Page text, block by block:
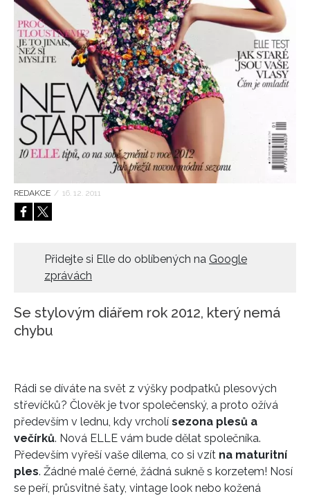
HOME
REDAKCE / 16. 12. 2011
Přidejte si Elle do oblíbených na Google
zprávách
Se stylovým diářem rok 2012, který nemá
chybu
Rádi se díváte na svět z výšky podpatků plesových
střevíčků? Člověk je tvor společenský, a proto ožívá
především v lednu, kdy vrcholí sezona plesů a
večírků. Nová ELLE vám bude dělat společníka.
Především vyřeší vaše dilema, co si vzít na maturitní
ples. Žádné malé černé, žádná sukně s korzetem! Nosí
se peří, průsvitné šaty, vintage look nebo kožená